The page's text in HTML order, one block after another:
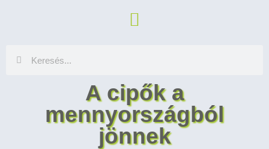
A cipők a
mennyországból
jönnek